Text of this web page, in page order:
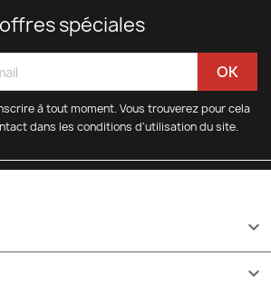
spéciales
à tout moment. Vous trouverez pour cela
dans les conditions d'utilisation du site.

